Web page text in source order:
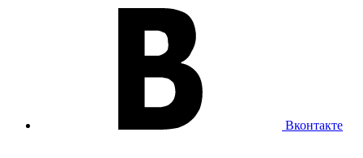
Вконтакте